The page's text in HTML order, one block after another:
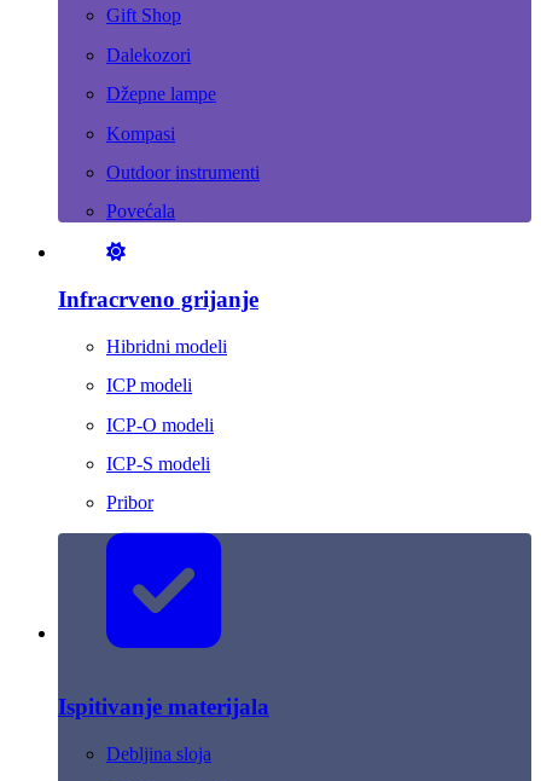
Gift Shop
Dalekozori
Džepne lampe
Kompasi
Outdoor instrumenti
Povećala
Infracrveno grijanje
Hibridni modeli
ICP modeli
ICP-O modeli
ICP-S modeli
Pribor
Ispitivanje materijala
Debljina sloja